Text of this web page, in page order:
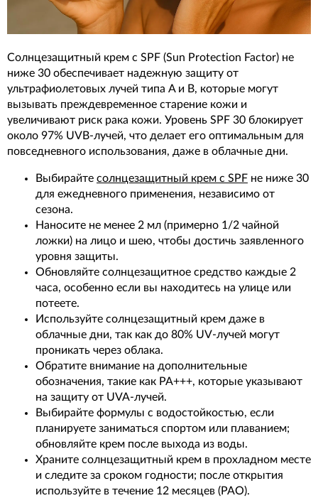
Солнцезащитный крем с SPF (Sun Protection Factor) не
ниже 30 обеспечивает надежную защиту от
ультрафиолетовых лучей типа A и B, которые могут
вызывать преждевременное старение кожи и
увеличивают риск рака кожи. Уровень SPF 30 блокирует
около 97% UVB-лучей, что делает его оптимальным для
повседневного использования, даже в облачные дни.
Выбирайте солнцезащитный крем с SPF не ниже 30
для ежедневного применения, независимо от
сезона.
Наносите не менее 2 мл (примерно 1/2 чайной
ложки) на лицо и шею, чтобы достичь заявленного
уровня защиты.
Обновляйте солнцезащитное средство каждые 2
часа, особенно если вы находитесь на улице или
потеете.
Используйте солнцезащитный крем даже в
облачные дни, так как до 80% UV-лучей могут
проникать через облака.
Обратите внимание на дополнительные
обозначения, такие как PA+++, которые указывают
на защиту от UVA-лучей.
Выбирайте формулы с водостойкостью, если
планируете заниматься спортом или плаванием;
обновляйте крем после выхода из воды.
Храните солнцезащитный крем в прохладном месте
и следите за сроком годности; после открытия
используйте в течение 12 месяцев (PAO).